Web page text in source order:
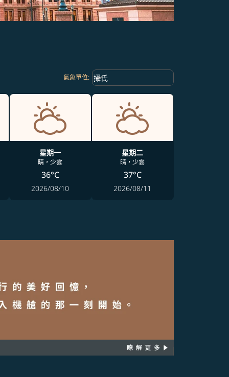
氣象單位: Weather unit option 攝氏 Selected
攝氏
keyboard_arrow_down
星期一
晴，少雲
36°C
2026/08/10
星期二
晴，少雲
37°C
2026/08/11